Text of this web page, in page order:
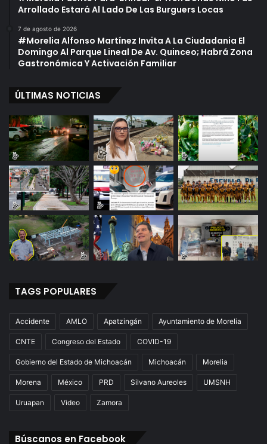
Arrollado Estará Al Lado De Las Burguers Locas
7 de agosto de 2026
#Morelia Alfonso Martínez Invita A La Ciudadania El
Domingo Al Parque Lineal De Av. Quinceo; Habrá Zona
Gastronómica Y Activación Familiar
ÚLTIMAS NOTICIAS
TAGS POPULARES
Accidente AMLO Apatzingán Ayuntamiento de Morelia
CNTE Congreso del Estado COVID-19
Gobierno del Estado de Michoacán Michoacán Morelia
Morena México PRD Silvano Aureoles UMSNH
Uruapan Video Zamora
Búscanos en Facebook